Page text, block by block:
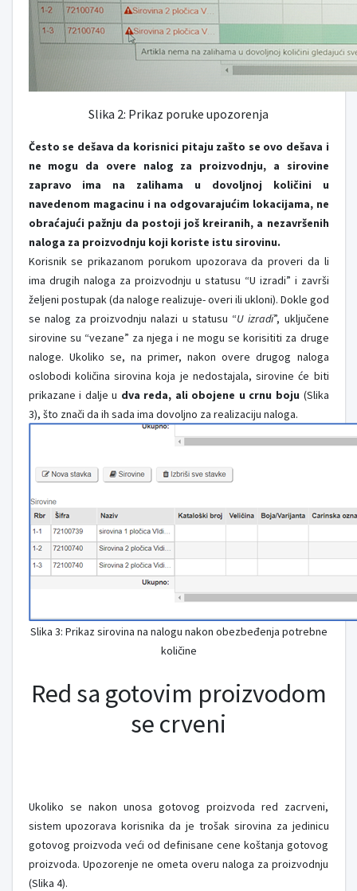
Slika 2: Prikaz poruke upozorenja
Često se dešava da korisnici pitaju zašto se ovo dešava i
ne mogu da overe nalog za proizvodnju, a sirovine
zapravo ima na zalihama u dovoljnoj količini u
navedenom magacinu i na odgovarajućim lokacijama, ne
obraćajući pažnju da postoji još kreiranih, a nezavršenih
naloga za proizvodnju koji koriste istu sirovinu.
Korisnik se prikazanom porukom upozorava da proveri da li
ima drugih naloga za proizvodnju u statusu “U izradi” i završi
željeni postupak (da naloge realizuje- overi ili ukloni). Dokle god
se nalog za proizvodnju nalazi u statusu “U izradi”, uključene
sirovine su “vezane” za njega i ne mogu se korisititi za druge
naloge. Ukoliko se, na primer, nakon overe drugog naloga
oslobodi količina sirovina koja je nedostajala, sirovine će biti
prikazane i dalje u dva reda, ali obojene u crnu boju (Slika
3), što znači da ih sada ima dovoljno za realizaciju naloga.
Slika 3: Prikaz sirovina na nalogu nakon obezbeđenja potrebne
količine
Red sa gotovim proizvodom
se crveni
Ukoliko se nakon unosa gotovog proizvoda red zacrveni,
sistem upozorava korisnika da je trošak sirovina za jedinicu
gotovog proizvoda veći od definisane cene koštanja gotovog
proizvoda. Upozorenje ne ometa overu naloga za proizvodnju
(Slika 4).